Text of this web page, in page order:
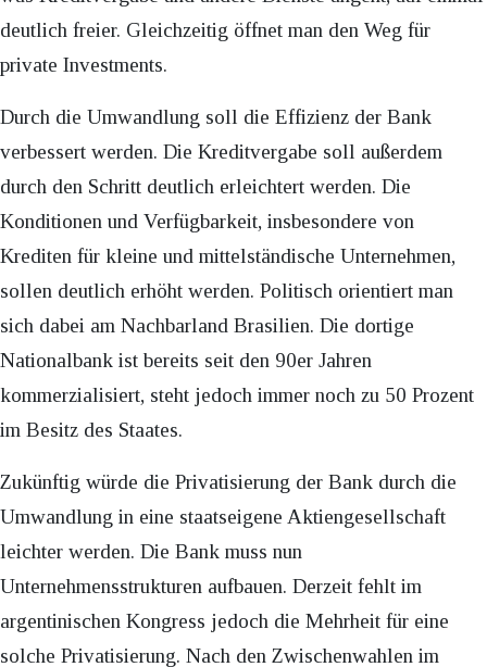
deutlich freier. Gleichzeitig öffnet man den Weg für
private Investments.
Durch die Umwandlung soll die Effizienz der Bank
verbessert werden. Die Kreditvergabe soll außerdem
durch den Schritt deutlich erleichtert werden. Die
Konditionen und Verfügbarkeit, insbesondere von
Krediten für kleine und mittelständische Unternehmen,
sollen deutlich erhöht werden. Politisch orientiert man
sich dabei am Nachbarland Brasilien. Die dortige
Nationalbank ist bereits seit den 90er Jahren
kommerzialisiert, steht jedoch immer noch zu 50 Prozent
im Besitz des Staates.
Zukünftig würde die Privatisierung der Bank durch die
Umwandlung in eine staatseigene Aktiengesellschaft
leichter werden. Die Bank muss nun
Unternehmensstrukturen aufbauen. Derzeit fehlt im
argentinischen Kongress jedoch die Mehrheit für eine
solche Privatisierung. Nach den Zwischenwahlen im